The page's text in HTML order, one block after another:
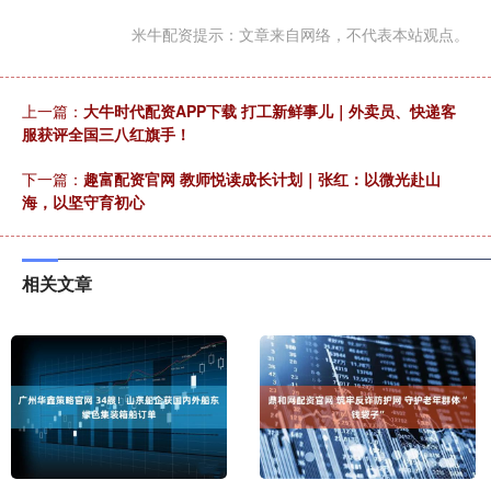
米牛配资提示：文章来自网络，不代表本站观点。
上一篇： 大牛时代配资APP下载 打工新鲜事儿｜外卖员、快递客
服获评全国三八红旗手！
下一篇： 趣富配资官网 教师悦读成长计划｜张红：以微光赴山
海，以坚守育初心
相关文章